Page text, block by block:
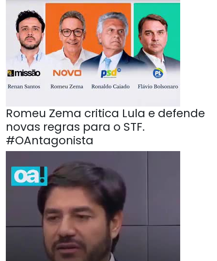
Romeu Zema critica Lula e defende
novas regras para o STF.
#OAntagonista